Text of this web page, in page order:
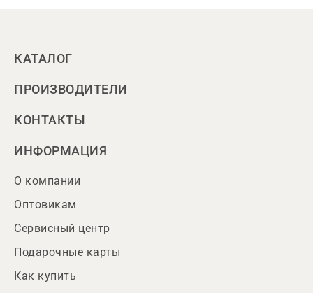
КАТАЛОГ
ПРОИЗВОДИТЕЛИ
КОНТАКТЫ
ИНФОРМАЦИЯ
О компании
Оптовикам
Сервисный центр
Подарочные карты
Как купить